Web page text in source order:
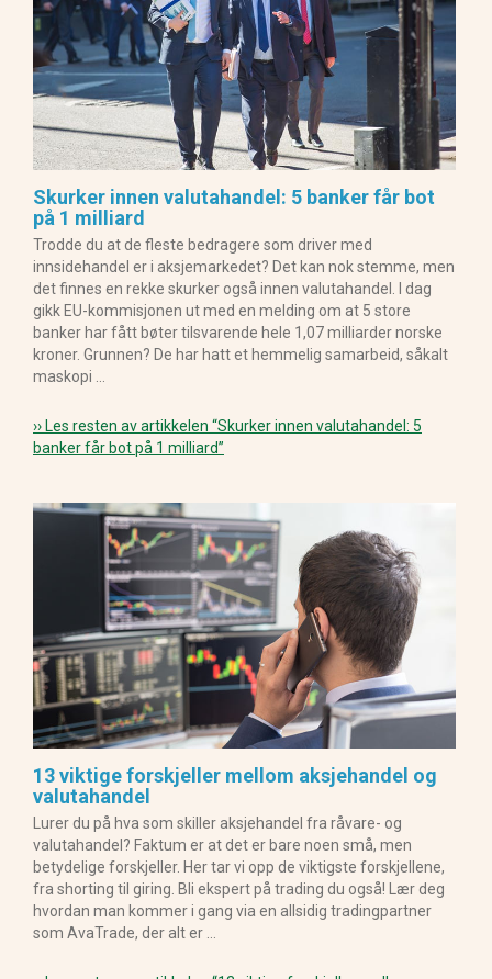
Skurker innen valutahandel: 5 banker får bot
på 1 milliard
Trodde du at de fleste bedragere som driver med
innsidehandel er i aksjemarkedet? Det kan nok stemme, men
det finnes en rekke skurker også innen valutahandel. I dag
gikk EU-kommisjonen ut med en melding om at 5 store
banker har fått bøter tilsvarende hele 1,07 milliarder norske
kroner. Grunnen? De har hatt et hemmelig samarbeid, såkalt
maskopi …
›› Les resten av artikkelen “Skurker innen valutahandel: 5
banker får bot på 1 milliard”
13 viktige forskjeller mellom aksjehandel og
valutahandel
Lurer du på hva som skiller aksjehandel fra råvare- og
valutahandel? Faktum er at det er bare noen små, men
betydelige forskjeller. Her tar vi opp de viktigste forskjellene,
fra shorting til giring. Bli ekspert på trading du også! Lær deg
hvordan man kommer i gang via en allsidig tradingpartner
som AvaTrade, der alt er …